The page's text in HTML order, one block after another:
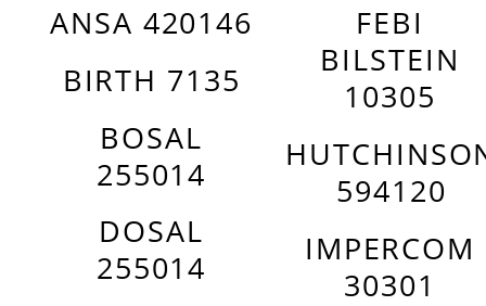
ANSA 420146
BIRTH 7135
BOSAL
255014
DOSAL
255014
FEBI
BILSTEIN
10305
594120
IMPERCOM
30301